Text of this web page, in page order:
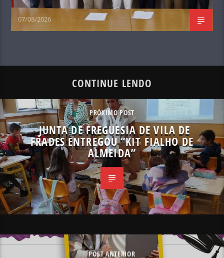
07/08/2026
CONTINUE LENDO
PRÓXIMO POST
JUNTA DE FREGUESIA DE VILA DE
FRADES ENTREGOU “KIT FIALHO DE
ALMEIDA”
POST ANTERIOR